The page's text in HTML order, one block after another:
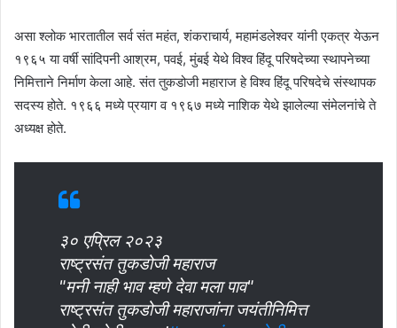
असा श्लोक भारतातील सर्व संत महंत, शंकराचार्य, महामंडलेश्वर यांनी एकत्र येऊन
१९६५ या वर्षी सांदिपनी आश्रम, पवई, मुंबई येथे विश्व हिंदू परिषदेच्या स्थापनेच्या
निमित्ताने निर्माण केला आहे. संत तुकडोजी महाराज हे विश्व हिंदू परिषदेचे संस्थापक
सदस्य होते. १९६६ मध्ये प्रयाग व १९६७ मध्ये नाशिक येथे झालेल्या संमेलनांचे ते
अध्यक्ष होते.
३० एप्रिल २०२३
राष्ट्रसंत तुकडोजी महाराज
"मनी नाही भाव म्हणे देवा मला पाव"
राष्ट्रसंत तुकडोजी महाराजांना जयंतीनिमित्त